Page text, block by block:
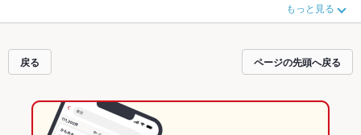
チェックしてみてください。ホットペッパーグルメなら、お得なクーポンはも
ちろん、こだわりメニュー肉じゃがや季節のおすすめ料理など、お店の最新情
店も拡大中です。友達どうしの飲み会にも、会社の宴会にも、デートやパーテ
ィにもお得に便利にホットペッパーグルメをご利用ください。
もっと見る
戻る ページの先頭へ戻る